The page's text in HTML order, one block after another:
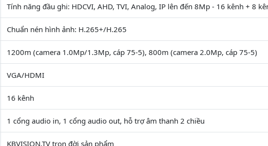
Tính năng đầu ghi: HDCVI, AHD, TVI, Analog, IP lên đến 8Mp - 16 kênh + 8
Chuẩn nén hình ảnh: H.265+/H.265
1200m (camera 1.0Mp/1.3Mp, cáp 75-5), 800m (camera 2.0Mp, cáp 75-5)
VGA/HDMI
16 kênh
1 cổng audio in, 1 cổng audio out, hỗ trợ âm thanh 2 chiều
KBVISION.TV trọn đời sản phẩm